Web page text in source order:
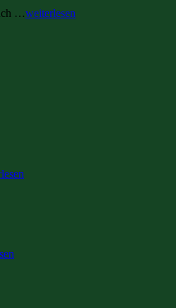
…weiterlesen